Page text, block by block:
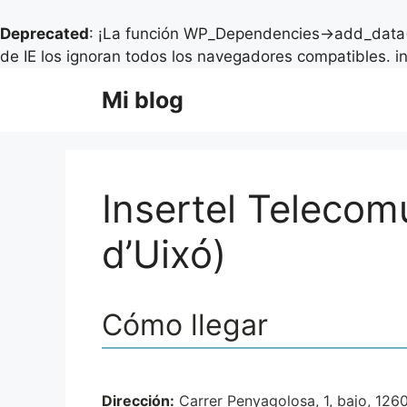
Deprecated: ¡La función WP_Dependencies-
de IE los ignoran todos los navegadores compatibles.
Mi blog
Insertel
d’Uixó)
Cómo llegar
Dirección: Carrer Penyagolosa, 1, bajo,